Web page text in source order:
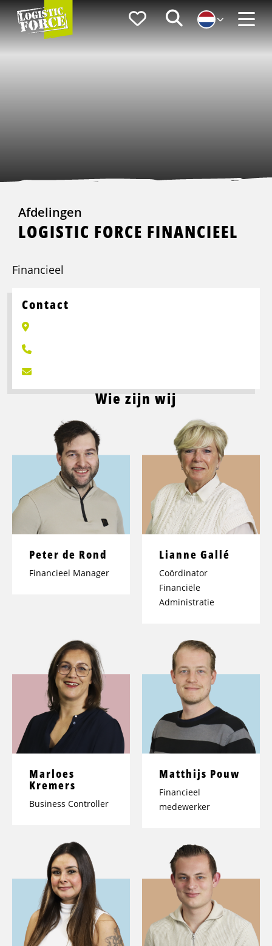
Logistic
Force
FavorietenZoeken
Menu
Afdelingen
LOGISTIC FORCE FINANCIEEL
Financieel
Contact
Wie zijn wij
Peter de Rond
Financieel Manager
Lianne Gallé
Coördinator
Financiële
Administratie
Marloes
Kremers
Business Controller
Matthijs Pouw
Financieel
medewerker